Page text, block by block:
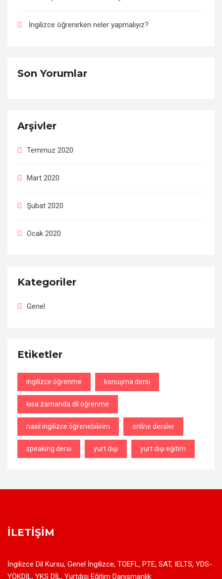
İngilizce öğrenirken neler yapmalıyız?
Son Yorumlar
Arşivler
Temmuz 2020
Mart 2020
Şubat 2020
Ocak 2020
Kategoriler
Genel
Etiketler
ingilizce öğrenme konuşma dersi
kısa zamanda dil öğrenme
nasıl ingilizce öğrenebilirim online dersler
speaking dersi yurt dışı yurt dışı eğitim
İLETIŞIM
İngilizce Dil Kursu, Genel İngilizce, TOEFL, PTE, SAT, IELTS, YDS-
YÖKDİL, YKS DİL, Yurtdışı Eğitim Danışmanlık